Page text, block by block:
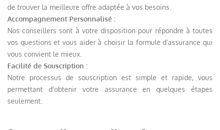
de trouver la meilleure offre adaptée à vos besoins.
Accompagnement Personnalisé :
Nos conseillers sont à votre disposition pour répondre à toutes
vos questions et vous aider à choisir la formule d’assurance qui
vous convient le mieux.
Facilité de Souscription :
Notre processus de souscription est simple et rapide, vous
permettant d'obtenir votre assurance en quelques étapes
seulement.